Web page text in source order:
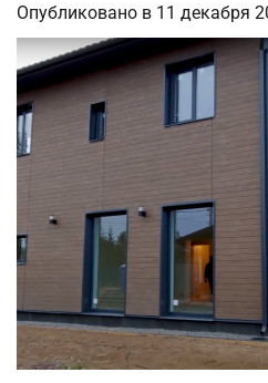
Опубликовано в 11 декабря